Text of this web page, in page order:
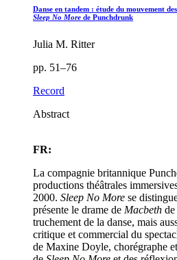
Danse en tandem : étude du mouvement
Sleep No More de Punchdrunk
Julia M. Ritter
pp. 51–76
Record
Abstract
FR:
La compagnie britannique
productions théâtrales
2000. Sleep No More se
présente le drame de Macbeth de
truchement de la danse, mais
critique et commercial du
de Maxine Doyle, chorégraphe